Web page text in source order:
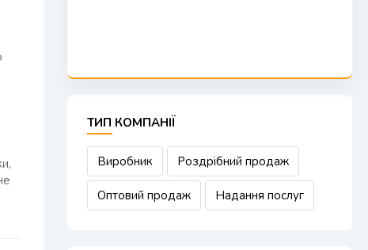
ТИП КОМПАНІЇ
Виробник Роздрібний продаж
Оптовий продаж Надання послуг